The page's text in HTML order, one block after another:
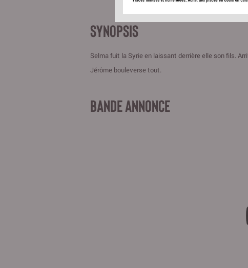
SYNOPSIS
Selma fuit la Syrie en laissant derrière elle son fils.
Jérôme bouleverse tout.
BANDE ANNONCE